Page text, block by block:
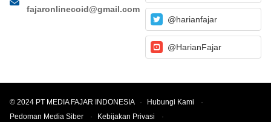
fajaronlinecoid@gmail.com
@harianfajar
@HarianFajar
© 2024 PT MEDIA FAJAR INDONESIA · Hubungi Kami
·
Pedoman Media Siber
· Kebijakan Privasi ·